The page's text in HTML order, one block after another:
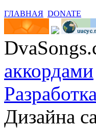
ГЛАВНАЯ DONATE
аккордами
Дизайна